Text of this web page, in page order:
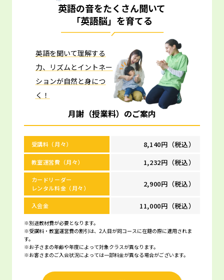
英語の音をたくさん聞いて
「英語脳」を育てる
英語を聞いて理解する
力、リズムとイントネー
ションが自然と身につ
く！
月謝（授業料）のご案内
受講料（月々） 8,140円（税込）
教室運営費（月々） 1,232円（税込）
カードリーダー
レンタル料金（月々）
2,900円（税込）
入会金 11,000円（税込）
※別途教材費が必要となります。
※受講料・教室運営費の割引は、2人目が同コースに在籍の際に適用されま
す。
※お子さまの年齢や年度によって対象クラスが異なります。
※お客さまのご入会状況によっては一部料金が異なる場合がございます。